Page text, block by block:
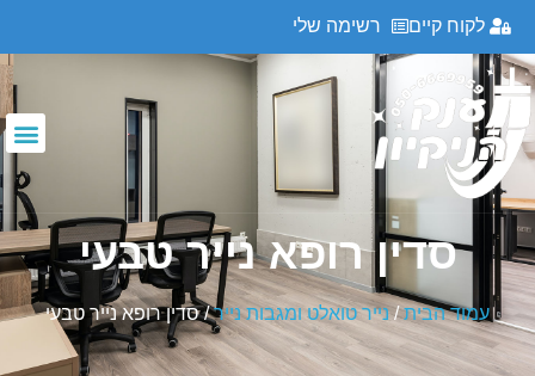
לקוח קיים רשימה שלי
סדין רופא נייר טבעי
עמוד הבית/נייר טואלט ומגבות נייר/ סדין רופא נייר טבעי